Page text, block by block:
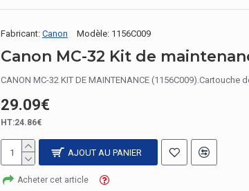
Fabricant: Canon Modèle: 1156C009
Canon MC-32 Kit de
CANON MC-32 KIT DE MAINTENANCE
29.09€
HT:24.86€
AJOUT AU PANIER
Acheter cet article